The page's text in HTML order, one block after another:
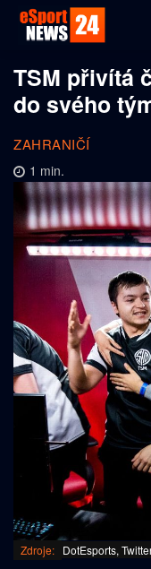
TSM přivítá
do svého
ZAHRANIČÍ
1 min.
Zdroje: DotEsports,